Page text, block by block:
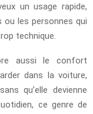
un usage rapide,
les personnes qui
technique.
aussi le confort
dans la voiture,
qu’elle devienne
ce genre de